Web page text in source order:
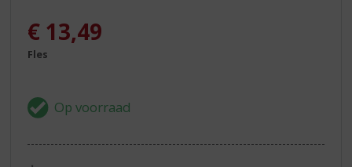
€ 13,49
Fles